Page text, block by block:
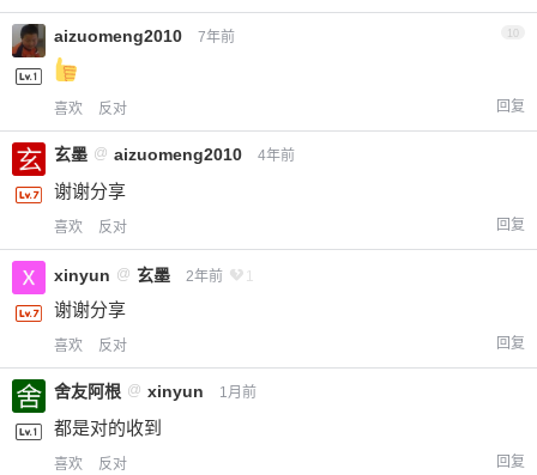
aizuomeng2010 7年前 10
喜欢 反对 回复
玄墨 @ aizuomeng2010 4年前
谢谢分享
喜欢 反对 回复
xinyun @ 玄墨 2年前 1
谢谢分享
喜欢 反对 回复
舍友阿根 @ xinyun 1月前
都是对的收到
喜欢 反对 回复